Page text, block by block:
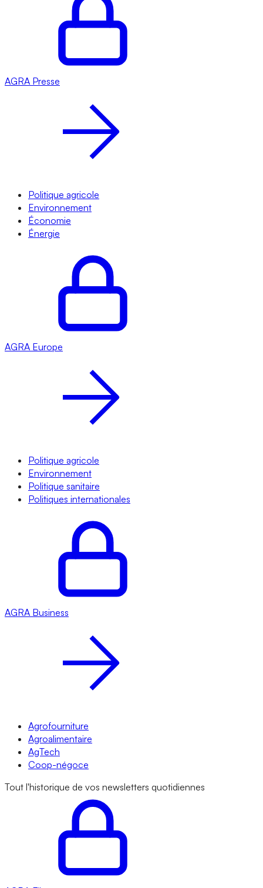
AGRA Presse
Politique agricole
Environnement
Économie
Énergie
AGRA Europe
Politique agricole
Environnement
Politique sanitaire
Politiques internationales
AGRA Business
Agrofourniture
Agroalimentaire
AgTech
Coop-négoce
Tout l'historique de vos newsletters quotidiennes